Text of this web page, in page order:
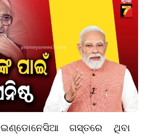
ଇଣ୍ଡୋନେସିଆ ଗସ୍ତରେ ଥିବା